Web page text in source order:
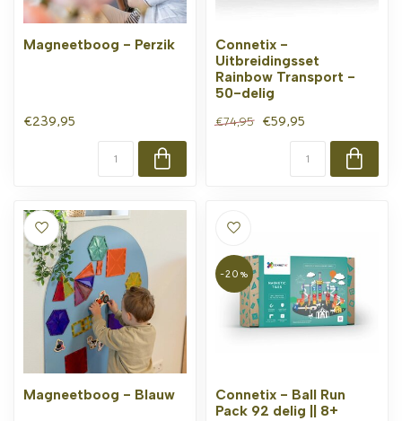
Magneetboog - Perzik
€239,95
Connetix -
Uitbreidingsset
Rainbow Transport -
50-delig
€74,95 €59,95
Magneetboog - Blauw
-20%
Connetix - Ball Run
Pack 92 delig || 8+